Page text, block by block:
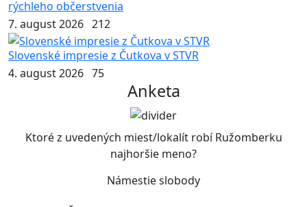
rýchleho občerstvenia
7. august 2026 212
Slovenské impresie z Čutkova v STVR
4. august 2026 75
Anketa
Ktoré z uvedených miest/lokalít robí Ružomberku
najhoršie meno?
Námestie slobody